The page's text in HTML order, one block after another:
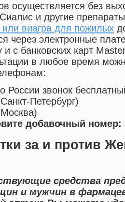
осуществляется без
и другие
или виагра для пожилых
через электронные
и с банковских карт
в любое время
России звонок
Санкт-Петербург)
Москва)
добавочный номер:
за и против
средства
и мужчин в